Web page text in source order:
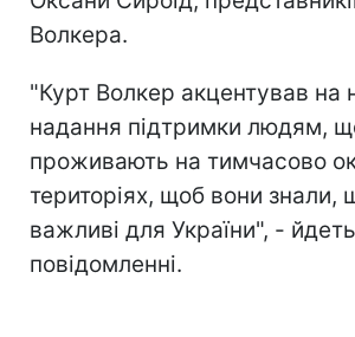
Волкера.
"Курт Волкер акцентував на
надання підтримки людям,
проживають на тимчасово
територіях, щоб вони знали,
важливі для України", -
повідомленні.